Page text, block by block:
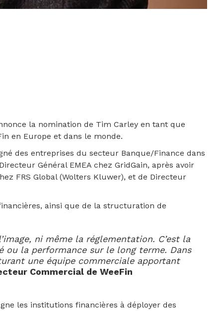
la nomination de Tim Carley en tant que
en Europe et dans le monde.
des entreprises du secteur Banque/Finance dans
Général EMEA chez GridGain, après avoir
FRS Global (Wolters Kluwer), et de Directeur
ainsi que de la structuration de
ni même la réglementation. C’est la
la performance sur le long terme. Dans
une équipe commerciale apportant
Commercial de WeeFin
les institutions financières à déployer des